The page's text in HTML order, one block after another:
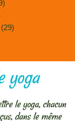
yoga
le yoga, chacun
dans le même